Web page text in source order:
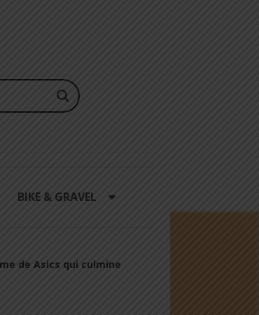
BIKE & GRAVEL
de Asics qui culmine